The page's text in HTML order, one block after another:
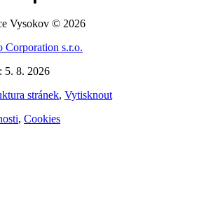
Vysokov © 2026
Corporation s.r.o.
5. 8. 2026
stránek, Vytisknout
, Cookies